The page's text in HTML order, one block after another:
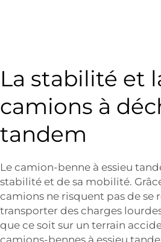
La stabilité et
camions à
tandem
Le camion-benne à essieu
stabilité et de sa mobilité.
camions ne risquent pas de se
transporter des charges
que ce soit sur un terrain
camions-bennes à essieu